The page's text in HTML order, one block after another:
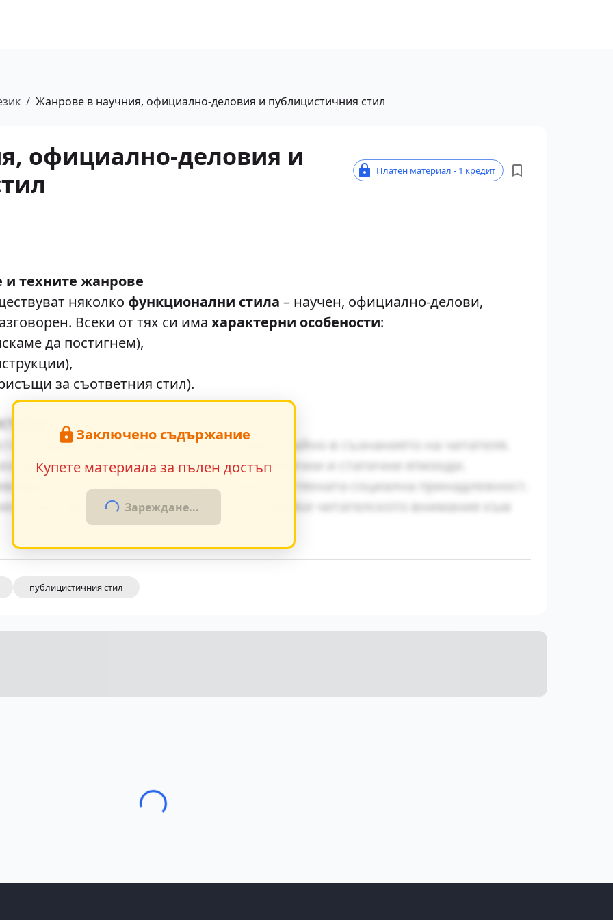
/ Жанрове в научния, официално-деловия и публицистичния стил
официално-деловия и
Платен материал - 1 кредит
техните жанрове
няколко функционални стила – научен, официално-делови,
Всеки от тях си има характерни особености:
да постигнем),
за съответния стил).
създават ярки образи, които остават трайно в съзнанието на читателя.
чрез умелото редуване на динамични и статични епизоди.
особености на персонажите и тяхната социална принадлежност.
в повествованието, насочвайки читателското внимание към
Заключено съдържание
Купете материала за пълен достъп
Зареждане...
публицистичния стил